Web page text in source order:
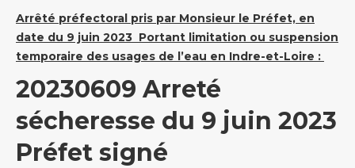
Arrêté préfectoral pris par Monsieur le Préfet, en
date du 9 juin 2023 Portant limitation ou suspension
temporaire des usages de l’eau en Indre-et-Loire :
20230609 Arreté
sécheresse du 9 juin 2023
Préfet signé